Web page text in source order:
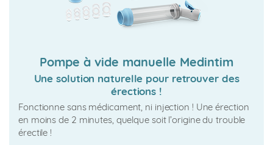
Pompe à vide manuelle Medintim
Une solution naturelle pour retrouver des
érections !
Fonctionne sans médicament, ni injection ! Une érection
en moins de 2 minutes, quelque soit l’origine du trouble
érectile !